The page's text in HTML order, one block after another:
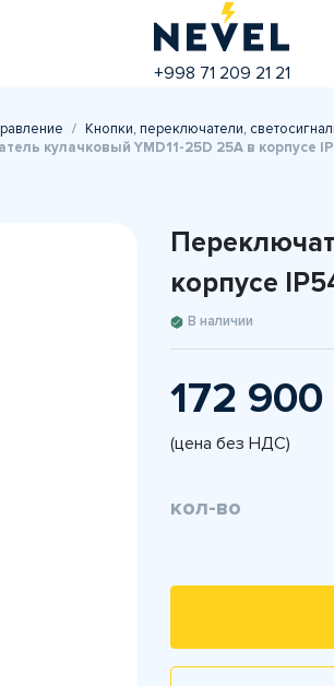
+998 71 209 21 21
Кнопки, переключатели,
кулачковый YMD11-25D 25А в корпусе
корпусе
В наличии
172 900
(цена без НДС)
кол-во